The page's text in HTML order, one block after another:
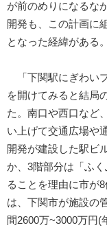
が前のめりになるな
開発も、この計画に
となった経緯がある。
「下関駅にぎわい
を開けてみると結局
た。南口や西口など
い上げて交通広場や
開発が建設した駅ビ
か、3階部分は「ふ
ることを理由に市が
は、下関市が施設の
間2600万~3000万円